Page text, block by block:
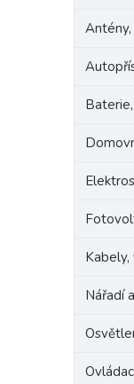
Antény,
Nářadí